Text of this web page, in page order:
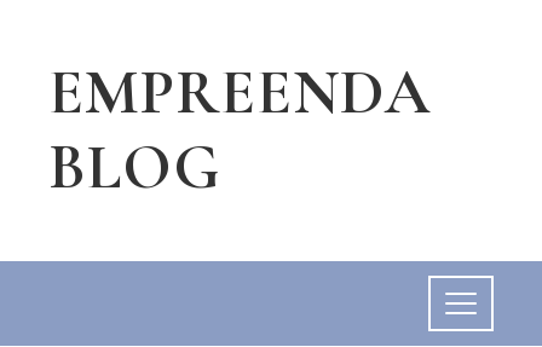
EMPREENDA
BLOG